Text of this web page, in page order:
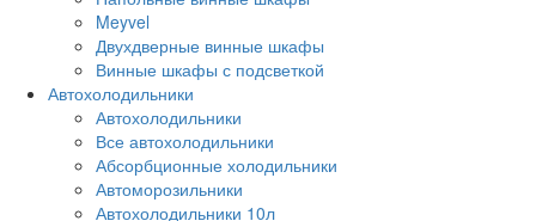
Meyvel
Двухдверные винные шкафы
Винные шкафы с подсветкой
Автохолодильники
Автохолодильники
Все автохолодильники
Абсорбционные холодильники
Автоморозильники
Автохолодильники 10л